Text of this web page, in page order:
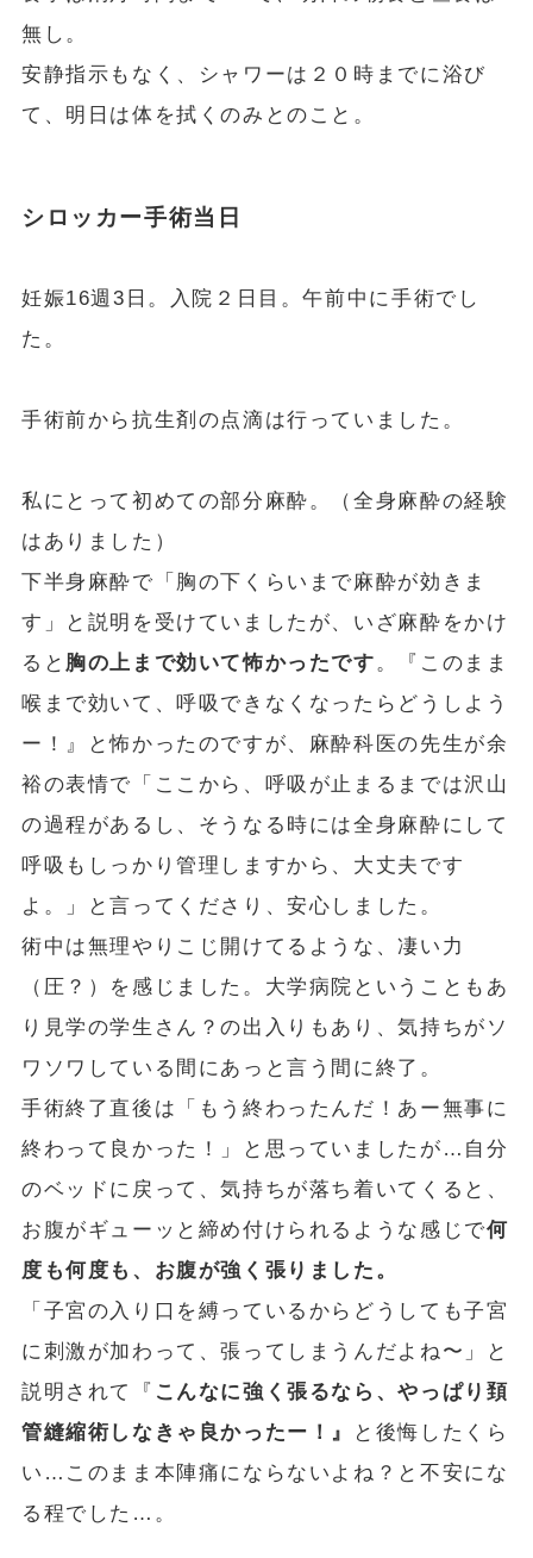
無し。
安静指示もなく、シャワーは２０時までに浴び
て、明日は体を拭くのみとのこと。
シロッカー手術当日
妊娠16週3日。入院２日目。午前中に手術でし
た。
手術前から抗生剤の点滴は行っていました。
私にとって初めての部分麻酔。（全身麻酔の経験
はありました）
下半身麻酔で「胸の下くらいまで麻酔が効きま
す」と説明を受けていましたが、いざ麻酔をかけ
ると 胸の上まで効いて怖かったです 。『このまま
喉まで効いて、呼吸できなくなったらどうしよう
ー！』と怖かったのですが、麻酔科医の先生が余
裕の表情で「ここから、呼吸が止まるまでは沢山
の過程があるし、そうなる時には全身麻酔にして
呼吸もしっかり管理しますから、大丈夫です
よ。」と言ってくださり、安心しました。
術中は無理やりこじ開けてるような、凄い力
（圧？）を感じました。大学病院ということもあ
り見学の学生さん？の出入りもあり、気持ちがソ
ワソワしている間にあっと言う間に終了。
手術終了直後は「もう終わったんだ！あー無事に
終わって良かった！」と思っていましたが…自分
のベッドに戻って、気持ちが落ち着いてくると、
お腹がギューッと締め付けられるような感じで何
度も何度も、お腹が強く張りました。
「子宮の入り口を縛っているからどうしても子宮
に刺激が加わって、張ってしまうんだよね〜」と
説明されて『 こんなに強く張るなら、やっぱり頚
管縫縮術しなきゃ良かったー！』
と後悔したくら
い…このまま本陣痛にならないよね？と不安にな
る程でした…。